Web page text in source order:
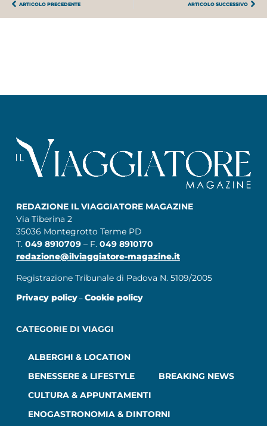
ARTICOLO PRECEDENTE ARTICOLO SUCCESSIVO
REDAZIONE IL VIAGGIATORE MAGAZINE
Via Tiberina 2
35036 Montegrotto Terme PD
T. 049 8910709 – F. 049 8910170
redazione@ilviaggiatore-magazine.it
Registrazione Tribunale di Padova N. 5109/2005
Privacy policy– Cookie policy
CATEGORIE DI VIAGGI
ALBERGHI & LOCATION
BENESSERE & LIFESTYLE
BREAKING NEWS
CULTURA & APPUNTAMENTI
ENOGASTRONOMIA & DINTORNI